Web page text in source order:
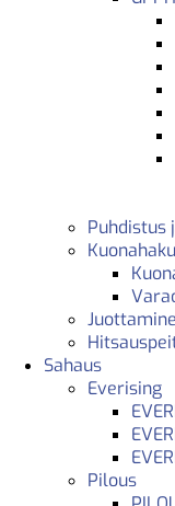
Puhdistus
Sahaus
Everising
Pilous